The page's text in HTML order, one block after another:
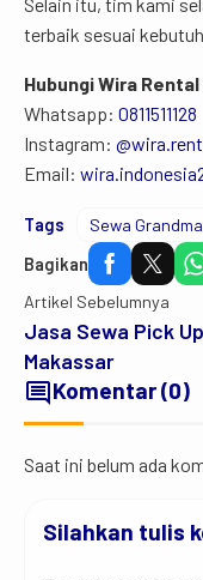
terbaik sesuai
Hubungi Wira Rental
Whatsapp: 0811511128
Instagram:
Email:
Tags
Sewa
Bagikan
Artikel Sebelumnya
Jasa Sewa Pick Up
Makassar
commentKomentar (0)
Saat ini belum ada
Silahkan tulis